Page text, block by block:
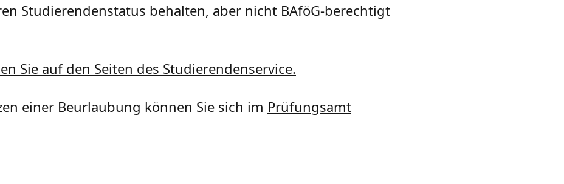
Studierendenstatus behalten, aber nicht BAföG-berechtigt
Sie auf den Seiten des Studierendenservice.
einer Beurlaubung können Sie sich im Prüfungsamt